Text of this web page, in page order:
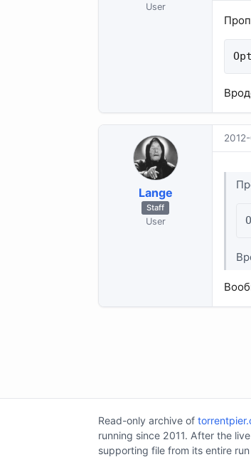
User
Lange
Staff
User
Read-only archive of
running since 2011. After the
supporting file from its entire